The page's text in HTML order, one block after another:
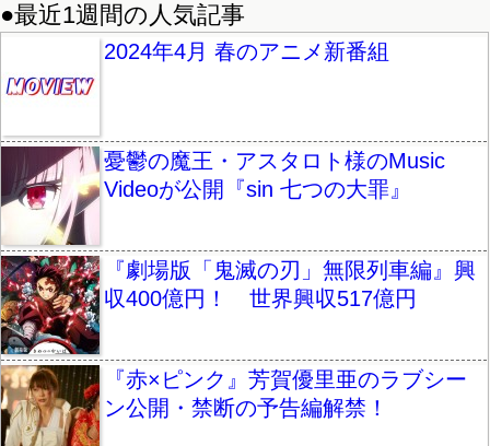
●最近1週間の人気記事
2024年4月 春のアニメ新番組
憂鬱の魔王・アスタロト様のMusic
Videoが公開『sin 七つの大罪』
『劇場版「鬼滅の刃」無限列車編』興
収400億円！ 世界興収517億円
『赤×ピンク』芳賀優里亜のラブシー
ン公開・禁断の予告編解禁！